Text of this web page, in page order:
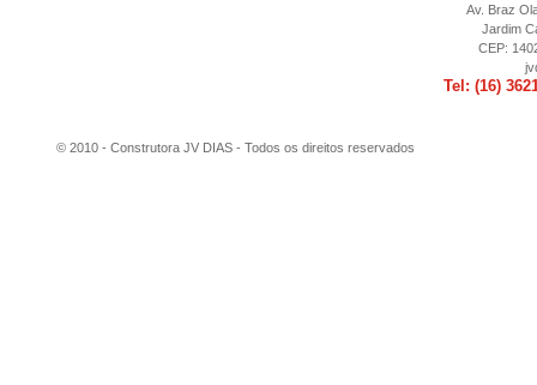
Av. Braz
Jardim
CEP:
Tel: (16)
© 2010 - Construtora JV DIAS - Todos os direitos reservados